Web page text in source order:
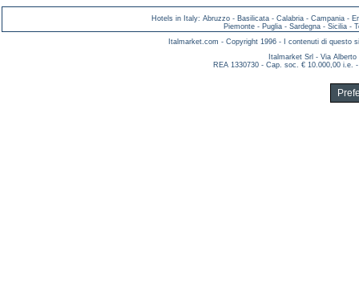
Hotels in Italy: Abruzzo - Basilicata - Calabria - Campania -
Piemonte- Puglia- Sardegna- Sicilia-
Italmarket.com - Copyright 1996 - I contenuti di questo
Italmarket Srl - Via
REA 1330730 - Cap. soc. € 10.000,00 i.e.